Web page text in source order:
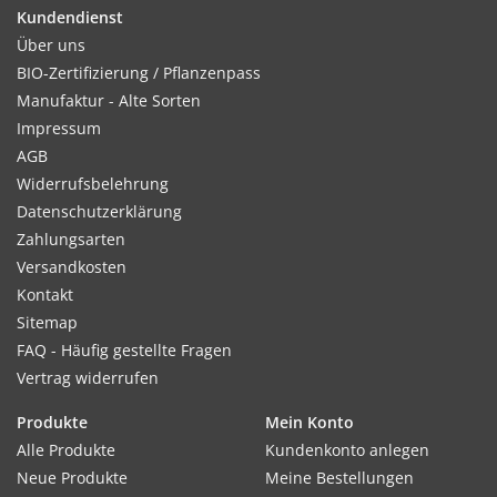
feucht halten.
Kultur:
Reihenabstand 20–30 cm, in der Reihe 3–4 cm. Bei Bedarf
nach dem Auflaufen auf Abstand verziehen, um eine bessere
Entwicklung zu gewährleisten.
Standort:
Sonnig. Tiefgründig gelockerter, humoser Boden, möglichst
sandig. Magnesiumhaltige Dünger verwenden, kein Stalldung
Ernte / Blüte:
Kundendienst
Über uns
BIO-Zertifizierung / Pflanzenpass
Manufaktur - Alte Sorten
Impressum
AGB
Widerrufsbelehrung
Datenschutzerklärung
Zahlungsarten
Versandkosten
Kontakt
Sitemap
FAQ - Häufig gestellte Fragen
Vertrag widerrufen
Produkte
Alle Produkte
Neue Produkte
Mein Konto
Kundenkonto anlegen
Meine Bestellungen